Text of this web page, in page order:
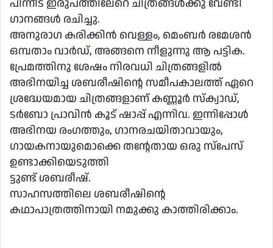
പിന്നീട് ഇരുപത്തിലേറെ ചിത്രങ്ങൾക്കു വേണ്ടി
ഗാനങ്ങൾ രചിച്ചു.
അനുരാഗ കരിക്കിൻ വെള്ളം, മെംബർ രമേശൻ
ഒമ്പതാം വാർഡ്, അങ്ങനെ നീളുന്നു ആ പട്ടിക.
പ്രേമത്തിനു ശേഷം നിരവധി ചിത്രങ്ങളിൽ
അഭിനയിച്ച ശബരീഷിൻ്റെ സമീപകാലത്ത് ഏറെ
ശ്രദ്ധേയമായ ചിത്രങ്ങളാണ് കണ്ണൂർ സ്ക്വാഡ്,
ടർബോ പ്രാവിൻ കൂട് ഷാപ്പ് എന്നിവ. ഇന്നിപ്പോൾ
അഭിനയ രംഗത്തും, ഗാനരചയിതാവായും,
ഗായകനായുമൊക്കെ തൻ്റേതായ ഒരു സ്പേസ്
ഉണ്ടാക്കിയെടുത്തി
ട്ടുണ്ട് ശബരീഷ്.
സാഹസത്തിലെ ശബരീഷിൻ്റെ
കഥാപാത്രത്തിനായി നമുക്കു കാത്തിരിക്കാം.